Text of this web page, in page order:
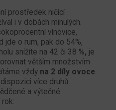
prostředek ničící
i v dobách minulých.
vínovice,
jde o rum, pak do 54%,
snížíte na 42 či 38 %, je
větším množstvím
vždy na 2 díly ovoce
více druhů
a výtečné